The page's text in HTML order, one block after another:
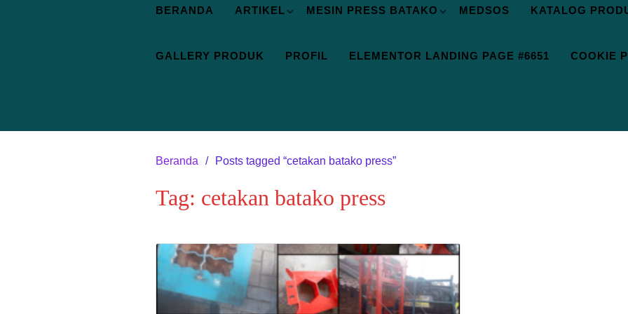
BERANDA ARTIKEL MESIN PRESS BATAKO MEDSOS KATALOG
GALLERY PRODUK PROFIL ELEMENTOR LANDING PAGE #6651 COOKIE
Beranda Posts tagged “cetakan batako press”
Tag: cetakan batako press